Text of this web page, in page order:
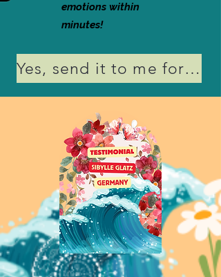
emotions within
minutes!
Yes, send it to me for FREE